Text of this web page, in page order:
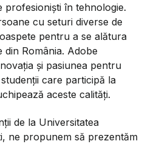
profesioniști în tehnologie.
cu seturi diverse de
pentru a se alătura
din România. Adobe
și pasiunea pentru
care participă la
aceste calități.
de la Universitatea
ne propunem să prezentăm